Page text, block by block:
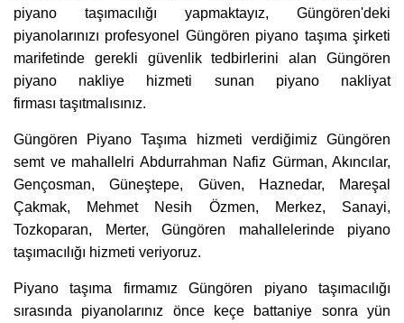
piyano taşımacılığı yapmaktayız, Güngören'deki
piyanolarınızı profesyonel Güngören piyano taşıma şirketi
marifetinde gerekli güvenlik tedbirlerini alan Güngören
piyano nakliye hizmeti sunan piyano nakliyat
firması taşıtmalısınız.
Güngören Piyano Taşıma hizmeti verdiğimiz Güngören
semt ve mahallelri Abdurrahman Nafiz Gürman, Akıncılar,
Gençosman, Güneştepe, Güven, Haznedar, Mareşal
Çakmak, Mehmet Nesih Özmen, Merkez, Sanayi,
Tozkoparan, Merter, Güngören mahallelerinde piyano
taşımacılığı hizmeti veriyoruz.
Piyano taşıma firmamız Güngören piyano taşımacılığı
sırasında piyanolarınız önce keçe battaniye sonra yün